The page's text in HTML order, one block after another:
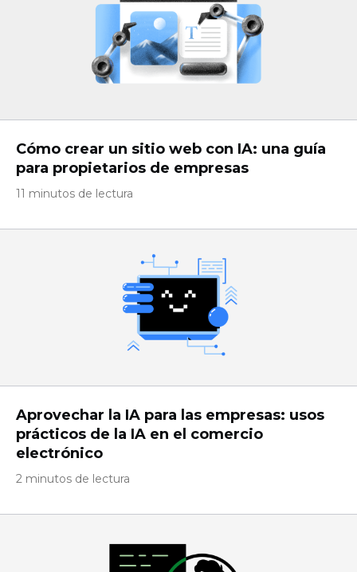
Cómo crear un sitio web con IA: una guía
para propietarios de empresas
11 minutos de lectura
Aprovechar la IA para las empresas: usos
prácticos de la IA en el comercio
electrónico
2 minutos de lectura